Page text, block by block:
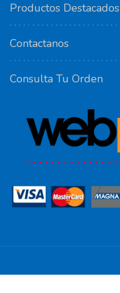
Productos Destacados
Contactanos
Consulta Tu Orden